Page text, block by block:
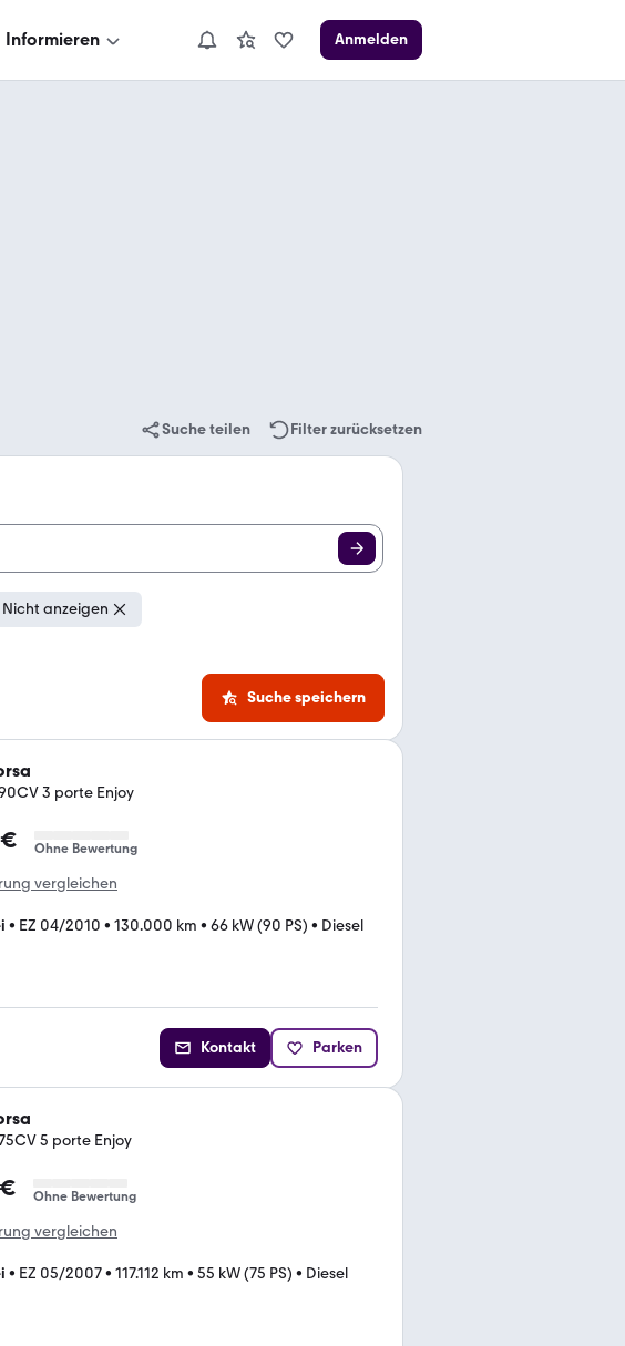
Informieren Anmelden
Suche teilen Filter zurücksetzen
anzeigen
Suche speichern
3 porte Enjoy
Ohne Bewertung
vergleichen
• EZ 04/2010 • 130.000 km • 66 kW (90 PS) • Diesel
Kontakt Parken
5 porte Enjoy
Ohne Bewertung
vergleichen
• EZ 05/2007• 117.112 km • 55 kW (75 PS) • Diesel